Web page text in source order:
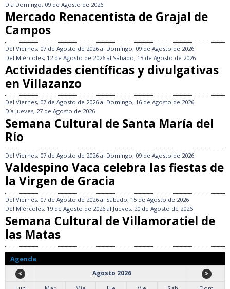
Día Domingo, 09 de Agosto de 2026
Mercado Renacentista de Grajal de
Campos
Del Viernes, 07 de Agosto de 2026 al Domingo, 09 de Agosto de 2026
Del Miércoles, 12 de Agosto de 2026 al Sábado, 15 de Agosto de 2026
Actividades científicas y divulgativas
en Villazanzo
Del Viernes, 07 de Agosto de 2026 al Domingo, 16 de Agosto de 2026
Día Jueves, 27 de Agosto de 2026
Semana Cultural de Santa María del
Río
Del Viernes, 07 de Agosto de 2026 al Domingo, 09 de Agosto de 2026
Valdespino Vaca celebra las fiestas de
la Virgen de Gracia
Del Viernes, 07 de Agosto de 2026 al Sábado, 15 de Agosto de 2026
Del Miércoles, 19 de Agosto de 2026 al Jueves, 20 de Agosto de 2026
Semana Cultural de Villamoratiel de
las Matas
Agenda
Agosto 2026